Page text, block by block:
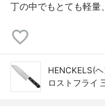
丁の中でもとても軽量
HENCKELS(
ロストフライ